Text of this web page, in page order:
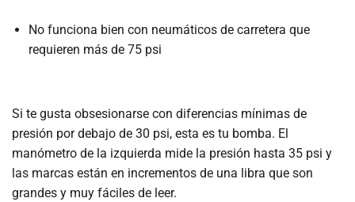
No funciona bien con neumáticos de carretera que
requieren más de 75 psi
Si te gusta obsesionarse con diferencias mínimas de
presión por debajo de 30 psi, esta es tu bomba. El
manómetro de la izquierda mide la presión hasta 35 psi y
las marcas están en incrementos de una libra que son
grandes y muy fáciles de leer.